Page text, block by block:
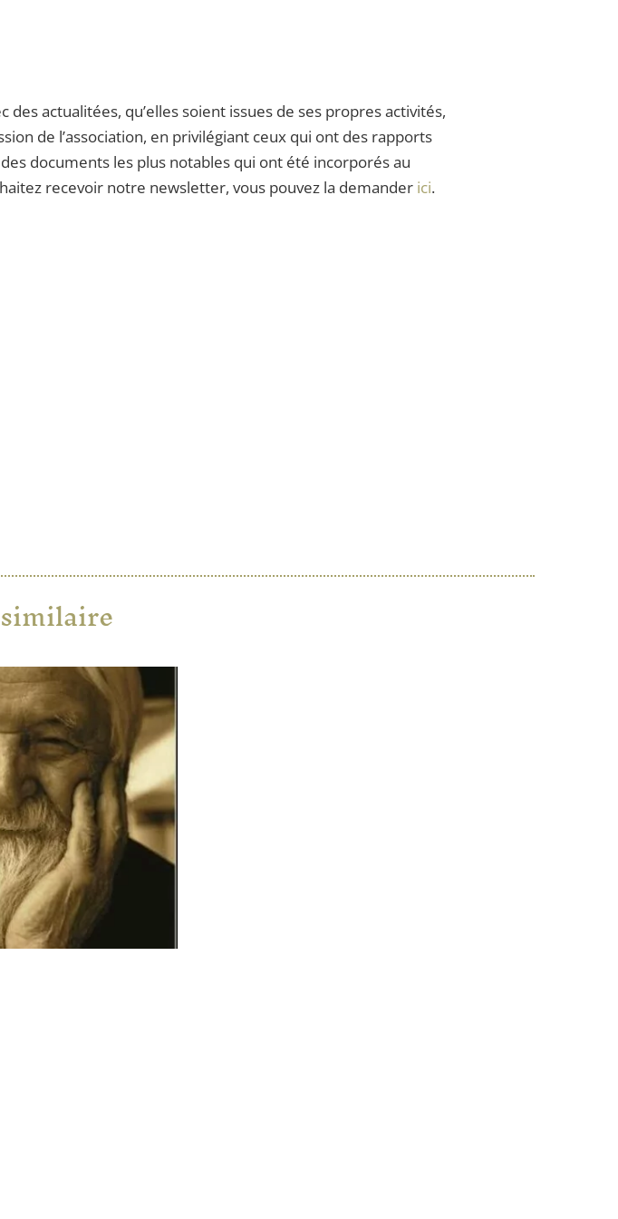
actualitées, qu’elles soient issues de ses propres activités,
de l’association, en privilégiant ceux qui ont des rapports
documents les plus notables qui ont été incorporés au
recevoir notre newsletter, vous pouvez la demander ici.